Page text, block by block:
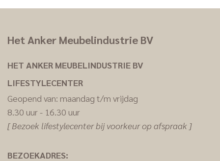
Het Anker Meubelindustrie BV
HET ANKER MEUBELINDUSTRIE BV
LIFESTYLECENTER
Geopend van: maandag t/m vrijdag
8.30 uur - 16.30 uur
[ Bezoek lifestylecenter bij voorkeur op afspraak ]
BEZOEKADRES: